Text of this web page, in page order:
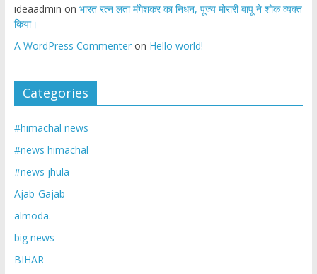
ideaadmin on भारत रत्न लता मंगेशकर का निधन, पूज्य मोरारी बापू ने शोक व्यक्त
किया।
A WordPress Commenteron Hello world!
Categories
#himachal news
#news himachal
#news jhula
Ajab-Gajab
almoda.
big news
BIHAR